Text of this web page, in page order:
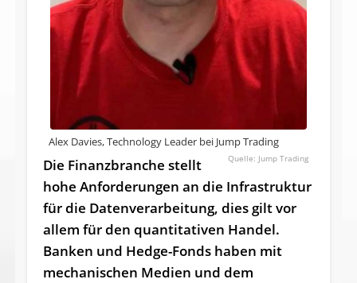
Alex Davies, Technology Leader bei Jump Trading
Jump Trading
Die Finanzbranche stellt
hohe Anforderungen an die Infrastruktur
für die Datenverarbeitung, dies gilt vor
allem für den quantitativen Handel.
Banken und Hedge-Fonds haben mit
mechanischen Medien und dem